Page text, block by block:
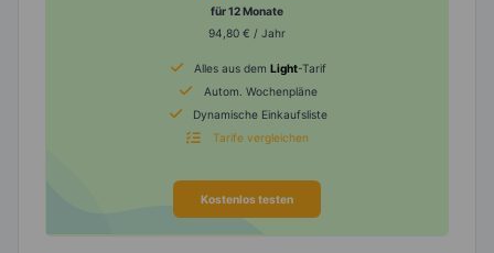
für 12 Monate
94,80 € / Jahr
Alles aus dem Light-Tarif
Autom. Wochenpläne
Dynamische Einkaufsliste
Tarife vergleichen
Kostenlos testen